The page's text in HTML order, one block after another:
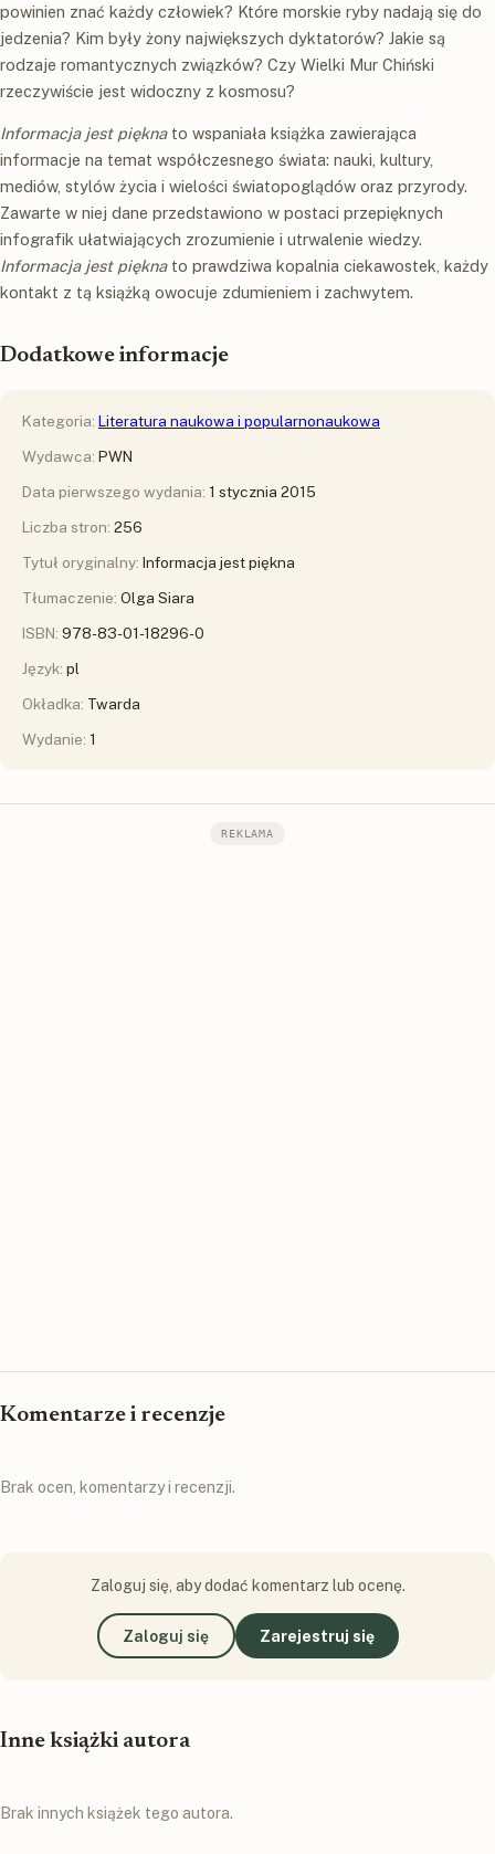
powinien znać każdy człowiek? Które morskie ryby nadają się do
jedzenia? Kim były żony największych dyktatorów? Jakie są
rodzaje romantycznych związków? Czy Wielki Mur Chiński
rzeczywiście jest widoczny z kosmosu?
Informacja jest pięknato wspaniała książka zawierająca
informacje na temat współczesnego świata: nauki, kultury,
mediów, stylów życia i wielości światopoglądów oraz przyrody.
Zawarte w niej dane przedstawiono w postaci przepięknych
infografik ułatwiających zrozumienie i utrwalenie wiedzy.
Informacja jest pięknato prawdziwa kopalnia ciekawostek, każdy
kontakt z tą książką owocuje zdumieniem i zachwytem.
Dodatkowe informacje
Kategoria: Literatura naukowa i popularnonaukowa
Wydawca: PWN
Data pierwszego wydania: 1 stycznia 2015
Liczba stron: 256
Tytuł oryginalny: Informacja jest piękna
Tłumaczenie: Olga Siara
ISBN: 978-83-01-18296-0
Język: pl
Okładka: Twarda
Wydanie: 1
REKLAMA
Komentarze i recenzje
Brak ocen, komentarzy i recenzji.
Zaloguj się, aby dodać komentarz lub ocenę.
Zaloguj się Zarejestruj się
Inne książki autora
Brak innych książek tego autora.